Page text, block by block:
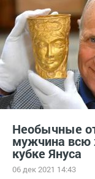
Необычные
мужчина всю
кубке Януса
06 дек 2021 14:43